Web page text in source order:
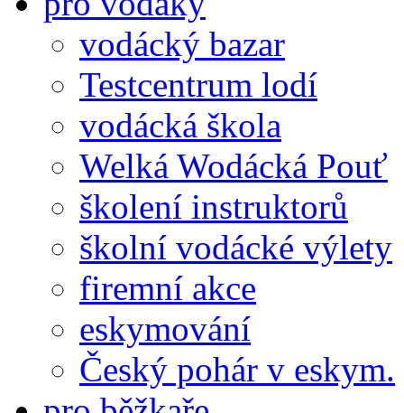
vodácký bazar
Testcentrum lodí
vodácká škola
Welká Wodácká Pouť
školení instruktorů
školní vodácké výlety
firemní akce
eskymování
Český pohár v eskym.